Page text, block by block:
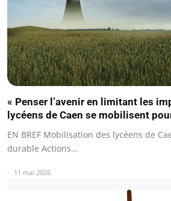
« Penser l’avenir en limitant les
lycéens de Caen se mobilisent
EN BREF Mobilisation des lycéens de
durable Actions…
11 mai 2026